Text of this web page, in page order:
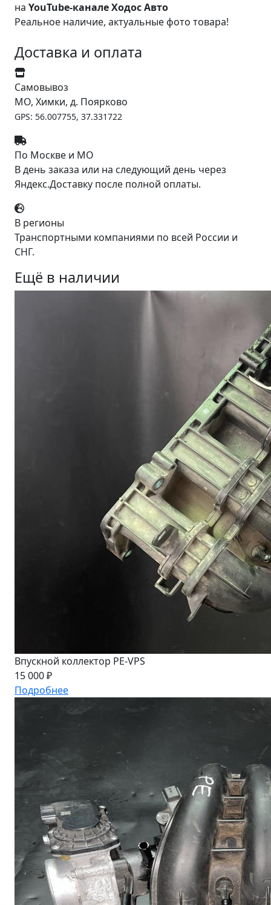
на YouTube-канале Ходос Авто
Реальное наличие, актуальные фото товара!
Доставка и оплата
Самовывоз
МО, Химки, д. Поярково
GPS: 56.007755, 37.331722
По Москве и МО
В день заказа или на следующий день через
Яндекс.Доставку после полной оплаты.
В регионы
Транспортными компаниями по всей России и
СНГ.
Ещё в наличии
Впускной коллектор PE-VPS
15 000 ₽
Подробнее